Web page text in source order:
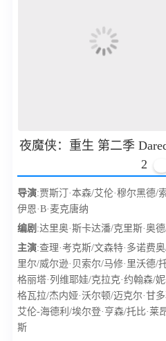
夜魔侠：重生 第二季
2
导演:贾斯汀·本森/艾伦·穆尔黑德/
伊恩·B·麦克唐纳
编剧 :达里奥·斯卡达潘/克里斯·奥
主演:查理·考克斯/文森特·多诺费
里尔/威尔逊·贝索尔/马修·里沃德/
格丽塔·列维耶娃/克拉克·约翰森/
格瓦拉/杰内娅·沃尔顿/迈克尔·甘
艾伦-海德利/埃尔登·亨森/托比·莱
斯